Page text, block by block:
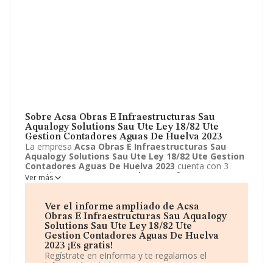
Sobre Acsa Obras E Infraestructuras Sau
Aqualogy Solutions Sau Ute Ley 18/82 Ute
Gestion Contadores Aguas De Huelva 2023
La empresa Acsa Obras E Infraestructuras Sau
Aqualogy Solutions Sau Ute Ley 18/82 Ute Gestion
Contadores Aguas De Huelva 2023 cuenta con 3
años de experiencia.
Acsa Obras E Infraestructuras
Sau Aqualogy Solutions Sau Ute Ley 18/82 Ute
en Calle Acequia de Coron, 3, Granada, Granada. Su
actividad CNAE se fine como 9499 - Otras actividades
asociativas n.c.o.p.. El modelo de sociedad de
Acsa
Obras E Infraestructuras Sau Aqualogy Solutions
Sau Ute Ley 18/82 Ute Gestion Contadores Aguas
De Huelva 2023es Unión temporal de empresas.
Ver más
Ver el informe ampliado de Acsa
Obras E Infraestructuras Sau Aqualogy
Solutions Sau Ute Ley 18/82 Ute
Gestion Contadores Aguas De Huelva
2023 ¡Es gratis!
Regístrate en eInforma y te regalamos el